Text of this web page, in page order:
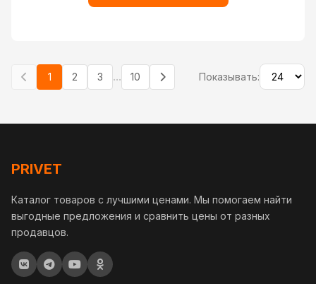
1 2 3 ... 10 Показывать:
PRIVET
Каталог товаров с лучшими ценами. Мы помогаем найти
выгодные предложения и сравнить цены от разных
продавцов.